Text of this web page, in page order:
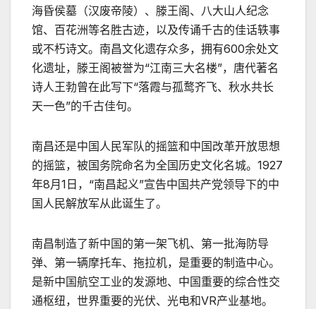
海昏侯墓（汉废帝陵）、滕王阁、八大山人纪念
馆、百花洲等名胜古迹，以及传诵千古的佳话轶事
或不朽诗文。南昌文化遗存众多，拥有600余处文
化遗址，滕王阁被誉为“江南三大名楼”，唐代著名
诗人王勃曾在此写下“落霞与孤鹜齐飞、秋水共长
天一色”的千古佳句。
南昌还是中国人民军队的摇篮和中国改革开放思想
的摇篮，被国务院命名为全国历史文化名城。1927
年8月1日，“南昌起义”宣告中国共产党领导下的中
国人民解放军从此诞生了。
南昌制造了新中国的第一架飞机、第一批海防导
弹、第一辆摩托车、拖拉机，是重要的制造中心。
是新中国航空工业的发源地、中国重要的综合性交
通枢纽，世界重要的光伏、光电和VR产业基地。